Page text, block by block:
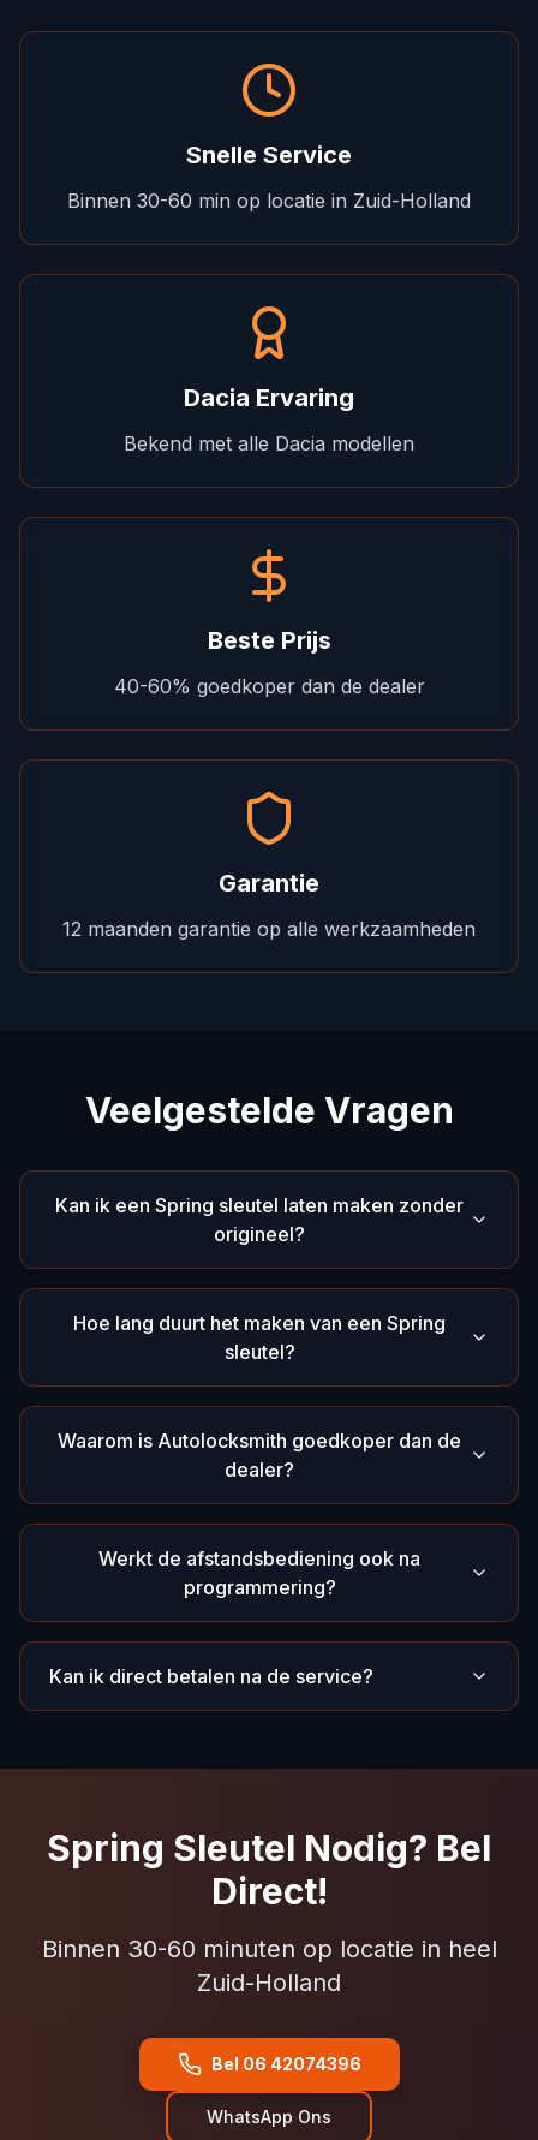
Snelle Service
Binnen 30-60 min op locatie in Zuid-Holland
Dacia Ervaring
Bekend met alle Dacia modellen
Beste Prijs
40-60% goedkoper dan de dealer
Garantie
12 maanden garantie op alle werkzaamheden
Veelgestelde Vragen
Kan ik een Spring sleutel laten maken zonder
origineel?
Hoe lang duurt het maken van een Spring
sleutel?
Waarom is Autolocksmith goedkoper dan de
dealer?
Werkt de afstandsbediening ook na
programmering?
Kan ik direct betalen na de service?
Spring Sleutel Nodig? Bel
Direct!
Binnen 30-60 minuten op locatie in heel
Zuid-Holland
Bel 06 42074396
WhatsApp Ons